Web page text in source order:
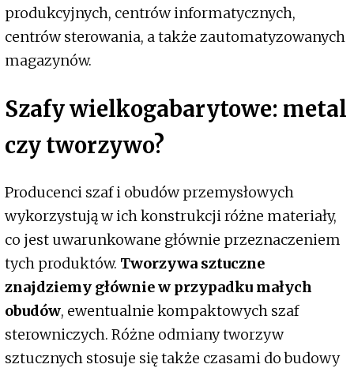
produkcyjnych, centrów informatycznych,
centrów sterowania, a także zautomatyzowanych
magazynów.
Szafy wielkogabarytowe: metal
czy tworzywo?
Producenci szaf i obudów przemysłowych
wykorzystują w ich konstrukcji różne materiały,
co jest uwarunkowane głównie przeznaczeniem
tych produktów. Tworzywa sztuczne
znajdziemy głównie w przypadku małych
obudów, ewentualnie kompaktowych szaf
sterowniczych. Różne odmiany tworzyw
sztucznych stosuje się także czasami do budowy